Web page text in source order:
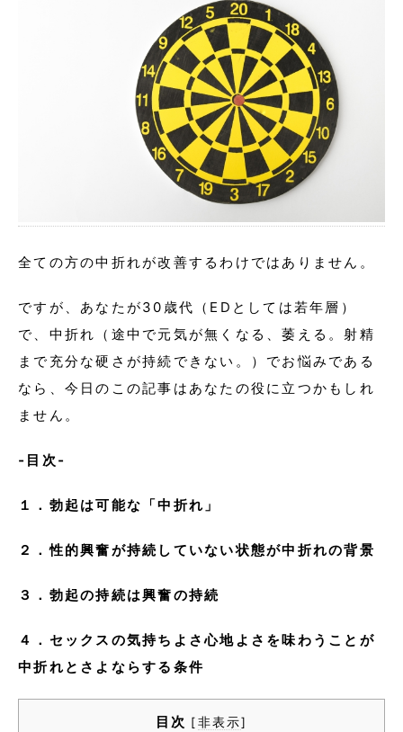
全ての方の中折れが改善するわけではありません。
ですが、あなたが30歳代（EDとしては若年層）
で、中折れ（途中で元気が無くなる、萎える。射精
まで充分な硬さが持続できない。）でお悩みである
なら、今日のこの記事はあなたの役に立つかもしれ
ません。
‐目次‐
１．勃起は可能な「中折れ」
２．性的興奮が持続していない状態が中折れの背景
３．勃起の持続は興奮の持続
４．セックスの気持ちよさ心地よさを味わうことが
中折れとさよならする条件
目次 [非表示]